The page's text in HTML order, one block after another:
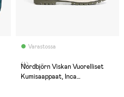
Varastossa
(4)
Nordbjörn Viskan Vuorelliset
Kumisaappaat, Inca